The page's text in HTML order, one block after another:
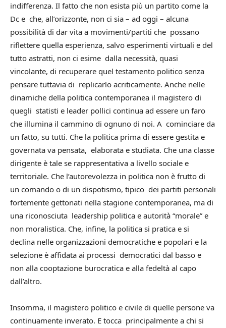
indifferenza. Il fatto che non esista più un partito come la
Dc e che, all’orizzonte, non ci sia – ad oggi – alcuna
possibilità di dar vita a movimenti/partiti che possano
riflettere quella esperienza, salvo esperimenti virtuali e del
tutto astratti, non ci esime dalla necessità, quasi
vincolante, di recuperare quel testamento politico senza
pensare tuttavia di replicarlo acriticamente. Anche nelle
dinamiche della politica contemporanea il magistero di
quegli statisti e leader pollici continua ad essere un faro
che illumina il cammino di ognuno di noi. A cominciare da
un fatto, su tutti. Che la politica prima di essere gestita e
governata va pensata, elaborata e studiata. Che una classe
dirigente è tale se rappresentativa a livello sociale e
territoriale. Che l’autorevolezza in politica non è frutto di
un comando o di un dispotismo, tipico dei partiti personali
fortemente gettonati nella stagione contemporanea, ma di
una riconosciuta leadership politica e autorità “morale” e
non moralistica. Che, infine, la politica si pratica e si
declina nelle organizzazioni democratiche e popolari e la
selezione è affidata ai processi democratici dal basso e
non alla cooptazione burocratica e alla fedeltà al capo
dall’altro.
Insomma, il magistero politico e civile di quelle persone va
continuamente inverato. E tocca principalmente a chi si